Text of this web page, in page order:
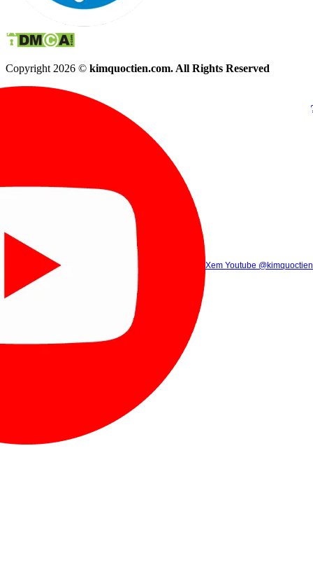
Copyright 2026 © kimquoctien.com. All Rights Reserved
Xem Tik Tok
(8h00 - 21h30)
(8h00 -
Gọi điện (8h00 - 21h30)
Xem Youtube @kimquoctien